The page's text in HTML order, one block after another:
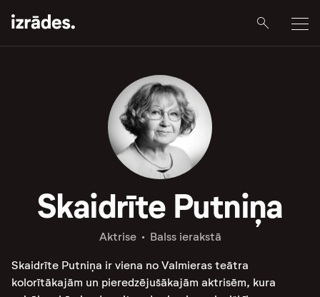
Skaidrīte Putniņa
Aktrise Balss ierakstā
Skaidrīte Putniņa ir viena no Valmieras teātra
kolorītākajām un pieredzējušākajām aktrisēm, kura